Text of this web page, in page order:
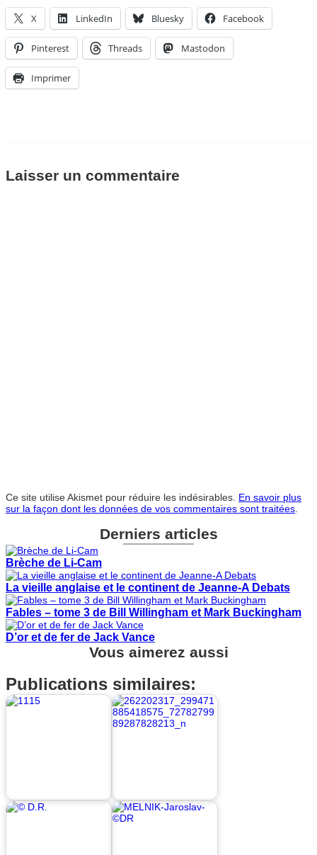
X LinkedIn Bluesky Facebook
Pinterest Threads Mastodon
Imprimer
Laisser un commentaire
Ce site utilise Akismet pour réduire les indésirables. En savoir plus
sur la façon dont les données de vos commentaires sont traitées
Derniers articles
Brèche de Li-Cam
La vieille anglaise et le continent de Jeanne-A Debats
Fables – tome 3 de Bill Willingham et Mark Buckingham
D’or et de fer de Jack Vance
Vous aimerez aussi
Publications similaires: